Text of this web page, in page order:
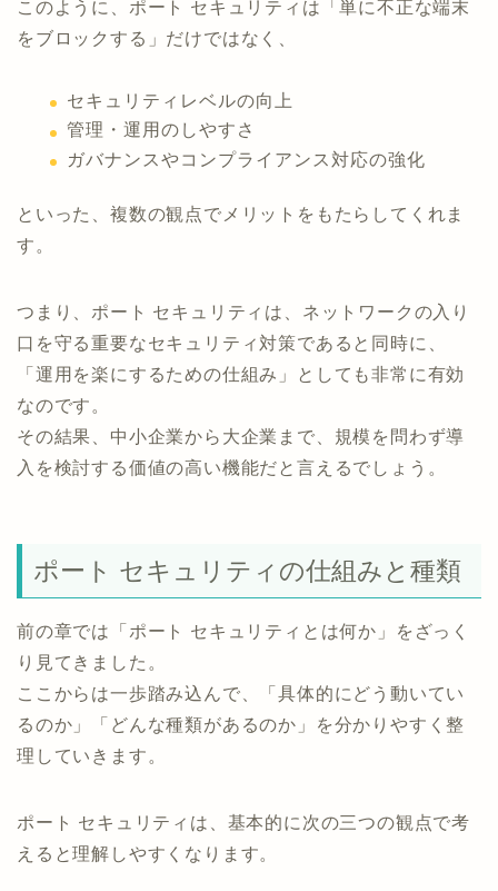
このように、ポート セキュリティは「単に不正な端末
をブロックする」だけではなく、
セキュリティレベルの向上
管理・運用のしやすさ
ガバナンスやコンプライアンス対応の強化
といった、複数の観点でメリットをもたらしてくれま
す。
つまり、ポート セキュリティは、ネットワークの入り
口を守る重要なセキュリティ対策であると同時に、
「運用を楽にするための仕組み」としても非常に有効
なのです。
その結果、中小企業から大企業まで、規模を問わず導
入を検討する価値の高い機能だと言えるでしょう。
ポート セキュリティの仕組みと種類
前の章では「ポート セキュリティとは何か」をざっく
り見てきました。
ここからは一歩踏み込んで、「具体的にどう動いてい
るのか」「どんな種類があるのか」を分かりやすく整
理していきます。
ポート セキュリティは、基本的に次の三つの観点で考
えると理解しやすくなります。